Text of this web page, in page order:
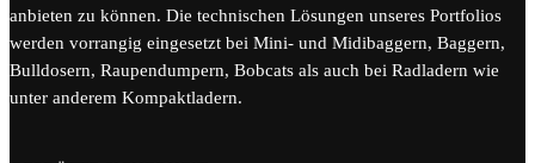
anbieten zu können. Die technischen Lösungen unseres Portfolios
werden vorrangig eingesetzt bei Mini- und Midibaggern, Baggern,
Bulldosern, Raupendumpern, Bobcats als auch bei Radladern wie
unter anderem Kompaktladern.